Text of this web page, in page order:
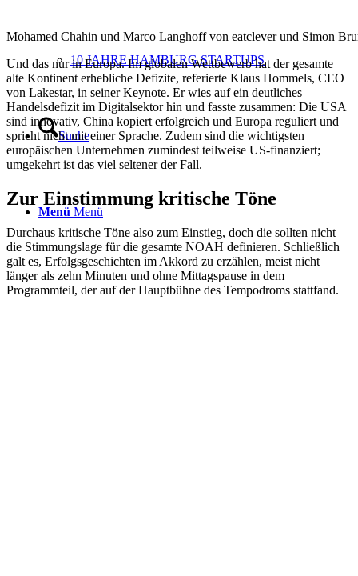
10 JAHRE HAMBURG STARTUPS
Suche
Menü Menü
Mohamed Chahin und Marco Langhoff von eatclever und Simon
Und das nur in Europa. Im globalen Wettbewerb hat der gesamte
alte Kontinent erhebliche Defizite, referierte Klaus Hommels, CEO
von Lakestar, in seiner Keynote. Er wies auf ein deutliches
Handelsdefizit im Digitalsektor hin und fasste zusammen: Die USA
sind innovativ, China kopiert erfolgreich und Europa reguliert und
spricht nicht mit einer Sprache. Zudem sind die wichtigsten
europäischen Unternehmen zumindest teilweise US-finanziert;
umgekehrt ist das viel seltener der Fall.
Zur Einstimmung kritische Töne
Durchaus kritische Töne also zum Einstieg, doch die sollten nicht
die Stimmungslage für die gesamte NOAH definieren. Schließlich
galt es, Erfolgsgeschichten im Akkord zu erzählen, meist nicht
länger als zehn Minuten und ohne Mittagspause in dem
Programmteil, der auf der Hauptbühne des Tempodroms stattfand.